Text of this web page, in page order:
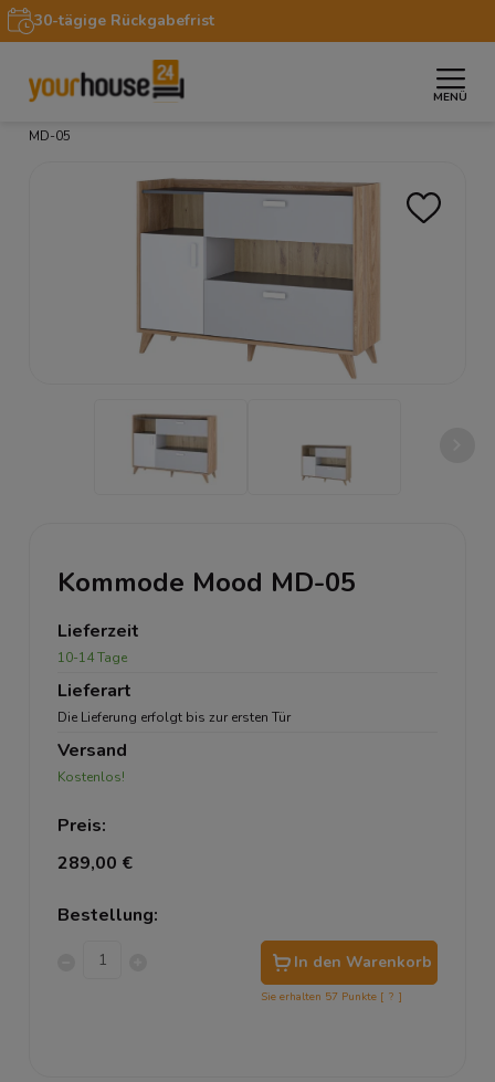
30-tägige Rückgabefrist
MENÜ
Startseite » Möbel
Kommode Mood
MD-05
Kommode Mood MD-05
Lieferzeit
10-14 Tage
Lieferart
Die Lieferung erfolgt bis zur ersten Tür
Versand
Kostenlos!
Preis:
289,00 €
Bestellung:
In den Warenkorb
Sie erhalten 57 Punkte [ ? ]